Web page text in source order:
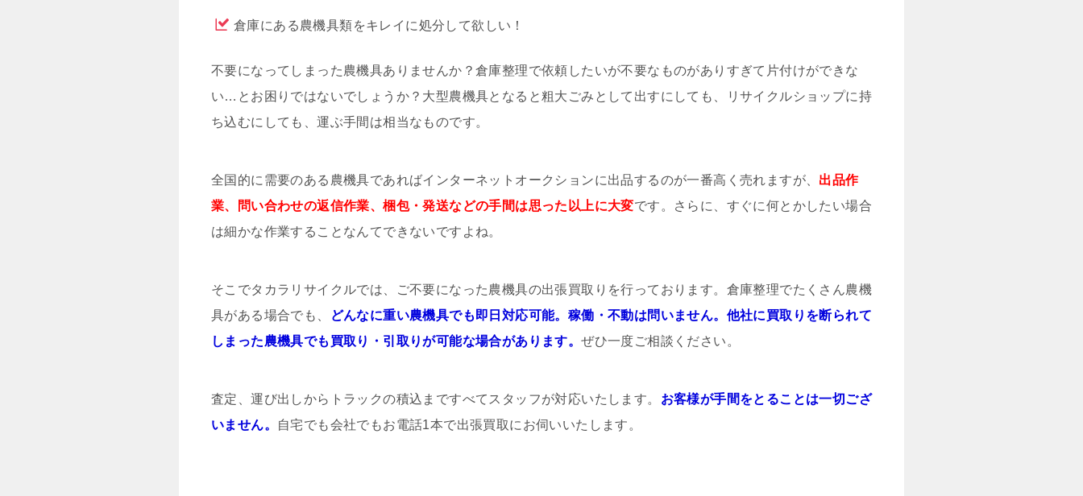
倉庫にある農機具類をキレイに処分して欲しい！
不要になってしまった農機具ありませんか？倉庫整理で依頼したいが不要なものがありすぎて片付けができな
い…とお困りではないでしょうか？大型農機具となると粗大ごみとして出すにしても、リサイクルショップに持
ち込むにしても、運ぶ手間は相当なものです。
全国的に需要のある農機具であればインターネットオークションに出品するのが一番高く売れますが、 出品作
業、問い合わせの返信作業、梱包・発送などの手間は思った以上に大変です。さらに、すぐに何とかしたい場合
は細かな作業することなんてできないですよね。
そこでタカラリサイクルでは、ご不要になった農機具の出張買取りを行っております。倉庫整理でたくさん農機
具がある場合でも、
どんなに重い農機具でも即日対応可能。稼働・不動は問いません。他社に買取りを断られて
しまった農機具でも買取り・引取りが可能な場合があります。ぜひ一度ご相談ください。
査定、運び出しからトラックの積込まですべてスタッフが対応いたします。 お客様が手間をとることは一切ござ
いません。
自宅でも会社でもお電話1本で出張買取にお伺いいたします。